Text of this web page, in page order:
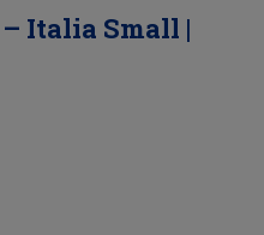
Italia Small |